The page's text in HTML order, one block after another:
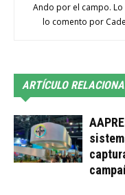
Ando por el campo. Lo
lo comento por
ARTÍCULO